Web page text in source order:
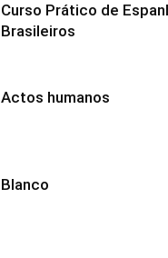
Curso Prático de
Brasileiros
Actos humanos
Blanco